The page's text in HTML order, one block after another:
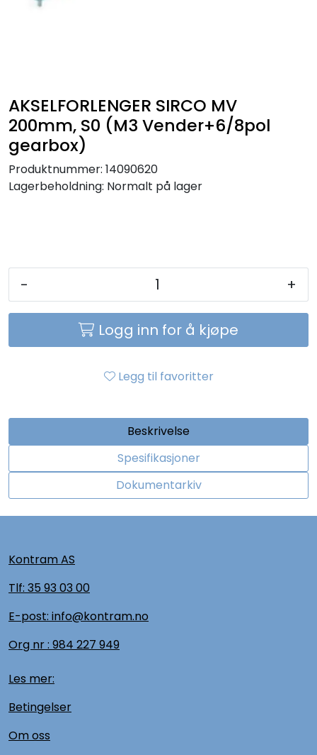
AKSELFORLENGER SIRCO MV
200mm, S0 (M3 Vender+6/8pol
gearbox)
Produktnummer: 14090620
Lagerbeholdning: Normalt på lager
- +
Logg inn for å kjøpe
Legg til favoritter
Beskrivelse
Spesifikasjoner
Dokumentarkiv
Kontram AS
Tlf: 35 93 03 00
E-post: info@kontram.no
Org nr : 984 227 949
Les mer:
Betingelser
Om oss